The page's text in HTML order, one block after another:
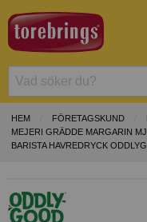
HEM FÖRETAGSKUND
MEJERI GRÄDDE MARGARIN
BARISTA HAVREDRYCK